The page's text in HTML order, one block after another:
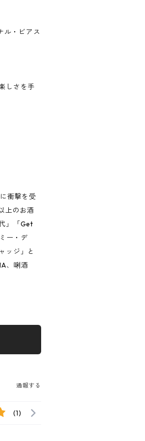
ル・ビアス
しさを手
衝撃を受
上のお酒
」「Get
ー・デ
ッジ」と
、唎酒
通報する
(1)